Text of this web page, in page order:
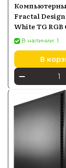
Fractal Design
White TG
(FD-C-EPO1A-
В наличии: 1
В